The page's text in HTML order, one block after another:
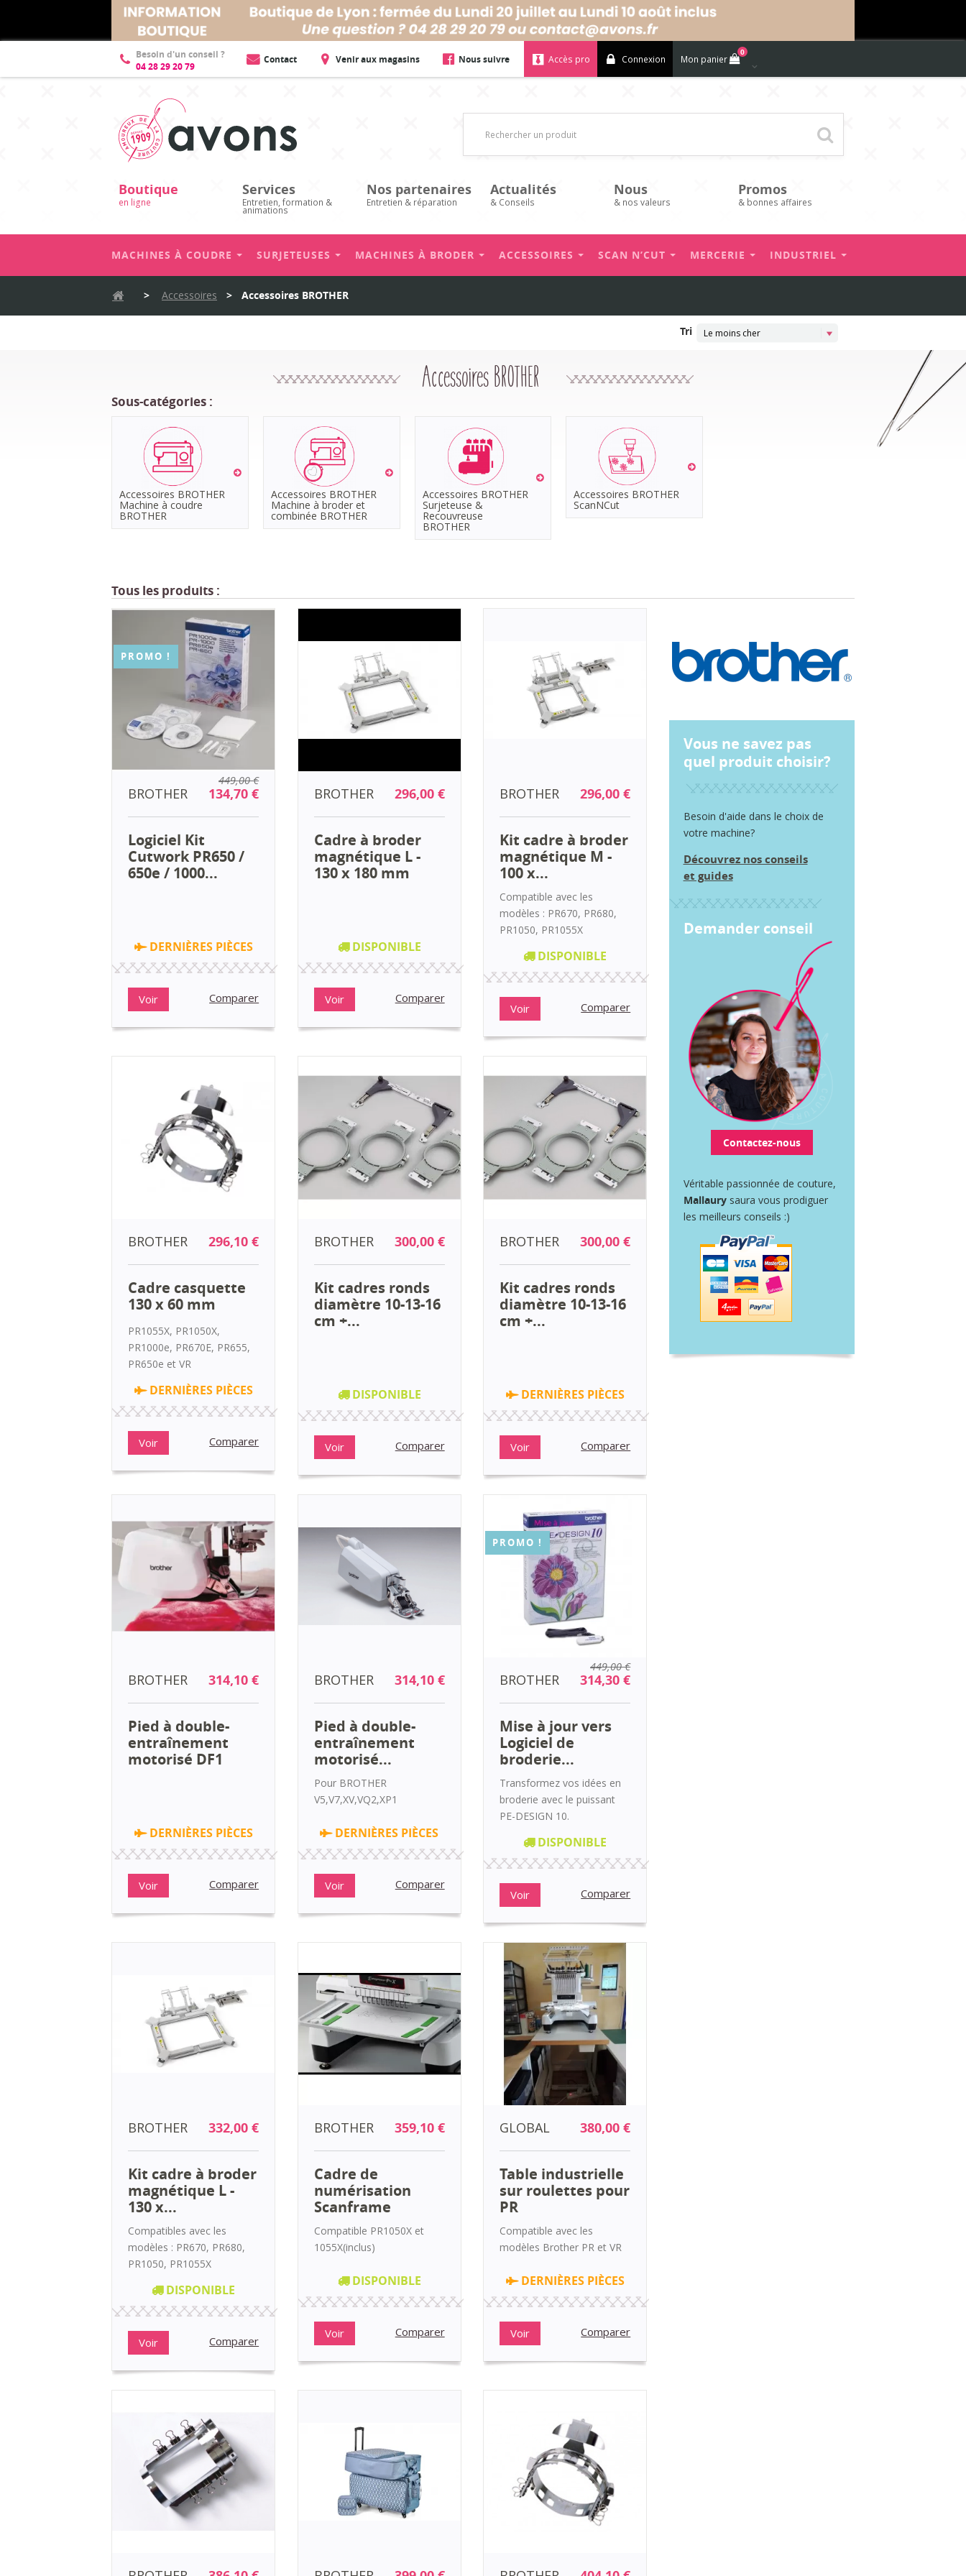
Besoin d'un conseil ?
04 28 29 20 79
Contact Venir aux magasins Nous suivre Accès pro Connexion Mon panier
0
Boutique
en ligne
Services
Entretien, formation &
animations
Nos partenaires
Entretien & réparation
Actualités
& Conseils
Nous
& nos valeurs
Promos
& bonnes affaires
MACHINES À COUDRE SURJETEUSES MACHINES À BRODER ACCESSOIRES SCAN N’CUT MERCERIE INDUSTRIEL
> Accessoires > Accessoires BROTHER
Tri Le moins cher
Accessoires BROTHER
Sous-catégories :
Accessoires BROTHER
Machine à coudre
BROTHER
Accessoires BROTHER
Machine à broder et
combinée BROTHER
Accessoires BROTHER
Surjeteuse &
Recouvreuse
BROTHER
Accessoires BROTHER
ScanNCut
Tous les produits :
BROTHER 134,70 €
449,00 €
PROMO !
Logiciel Kit
Cutwork PR650 /
650e / 1000...
DERNIÈRES PIÈCES
Voir Comparer
BROTHER 296,00 €
Cadre à broder
magnétique L -
130 x 180 mm
DISPONIBLE
Voir Comparer
BROTHER 296,00 €
Kit cadre à broder
magnétique M -
100 x...
Compatible avec les
modèles : PR670, PR680,
PR1050, PR1055X
DISPONIBLE
Voir Comparer
BROTHER 296,10 €
Cadre casquette
130 x 60 mm
PR1055X, PR1050X,
PR1000e, PR670E, PR655,
PR650e et VR
DERNIÈRES PIÈCES
Voir Comparer
BROTHER 300,00 €
Kit cadres ronds
diamètre 10-13-16
cm +...
DISPONIBLE
Voir Comparer
BROTHER 300,00 €
Kit cadres ronds
diamètre 10-13-16
cm +...
DERNIÈRES PIÈCES
Voir Comparer
BROTHER 314,10 €
Pied à double-
entraînement
motorisé DF1
DERNIÈRES PIÈCES
Voir Comparer
BROTHER 314,10 €
Pied à double-
entraînement
motorisé...
Pour BROTHER
V5,V7,XV,VQ2,XP1
DERNIÈRES PIÈCES
Voir Comparer
BROTHER 314,30 €
449,00 €
PROMO !
Mise à jour vers
Logiciel de
broderie...
Transformez vos idées en
broderie avec le puissant
PE-DESIGN 10.
DISPONIBLE
Voir Comparer
BROTHER 332,00 €
Kit cadre à broder
magnétique L -
130 x...
Compatibles avec les
modèles : PR670, PR680,
PR1050, PR1055X
DISPONIBLE
Voir Comparer
BROTHER 359,10 €
Cadre de
numérisation
Scanframe
Compatible PR1050X et
1055X(inclus)
DISPONIBLE
Voir Comparer
GLOBAL 380,00 €
Table industrielle
sur roulettes pour
PR
Compatible avec les
modèles Brother PR et VR
DERNIÈRES PIÈCES
Voir Comparer
Vous ne savez pas
quel produit choisir?
Besoin d'aide dans le choix de
votre machine?
Découvrez nos conseils
et guides
Demander conseil
Contactez-nous
Véritable passionnée de couture,
Mallaury saura vous prodiguer
les meilleurs conseils :)